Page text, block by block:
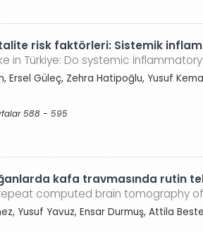
risk faktörleri: Sistemik
in Türkiye: Do systemic
Ersel Güleç, Zehra Hatipoğlu, Yusuf
588 - 595
kafa travmasında rutin
computed brain tomography
Yusuf Yavuz, Ensar Durmuş, Attila